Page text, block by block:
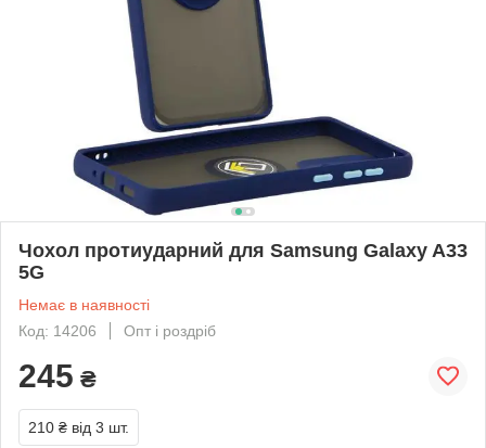
Чохол протиударний для Samsung Galaxy A33
5G
Немає в наявності
Код: 14206
Опт і роздріб
245 ₴
210 ₴ від 3 шт.